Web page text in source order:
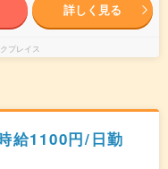
詳しく見る
プレイス
給1100円/日勤